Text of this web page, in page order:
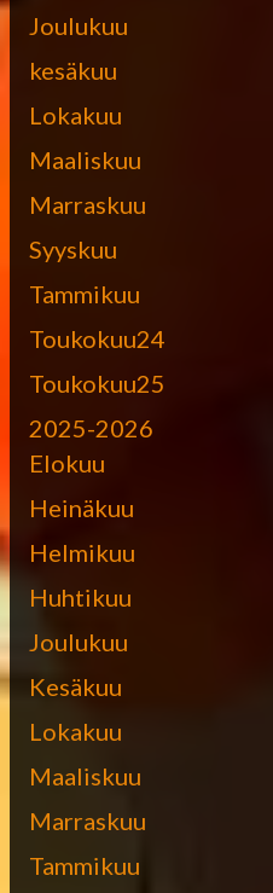
Joulukuu
kesäkuu
Lokakuu
Maaliskuu
Marraskuu
Syyskuu
Tammikuu
Toukokuu24
Toukokuu25
2025-2026
Elokuu
Heinäkuu
Helmikuu
Huhtikuu
Joulukuu
Kesäkuu
Lokakuu
Maaliskuu
Marraskuu
Tammikuu